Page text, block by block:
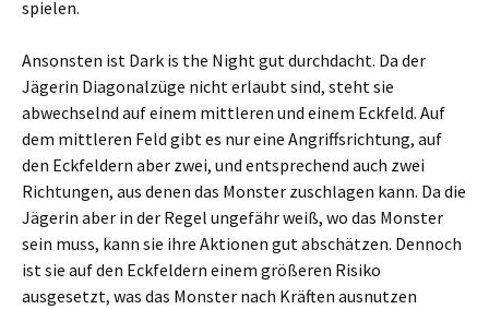
spielen.
Ansonsten ist Dark is the Night gut durchdacht. Da der
Jägerin Diagonalzüge nicht erlaubt sind, steht sie
abwechselnd auf einem mittleren und einem Eckfeld. Auf
dem mittleren Feld gibt es nur eine Angriffsrichtung, auf
den Eckfeldern aber zwei, und entsprechend auch zwei
Richtungen, aus denen das Monster zuschlagen kann. Da die
Jägerin aber in der Regel ungefähr weiß, wo das Monster
sein muss, kann sie ihre Aktionen gut abschätzen. Dennoch
ist sie auf den Eckfeldern einem größeren Risiko
ausgesetzt, was das Monster nach Kräften ausnutzen